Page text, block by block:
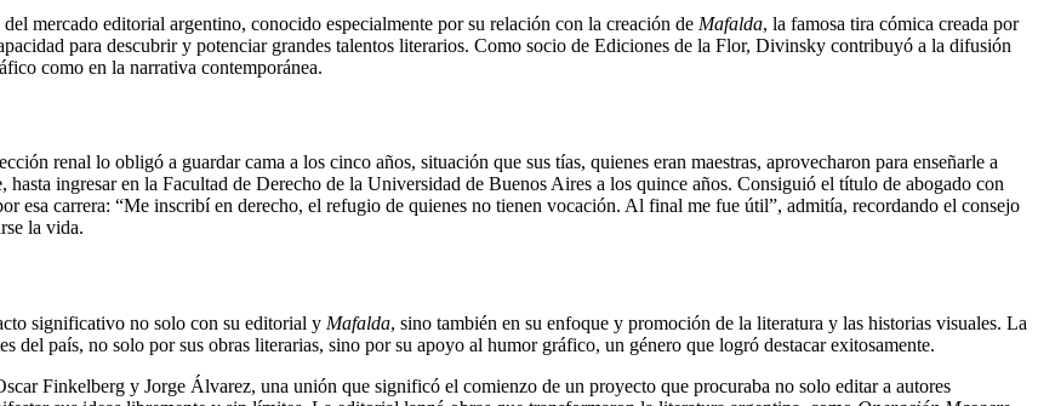
mercado editorial argentino, conocido especialmente por su relación con la creación de Mafalda, la famosa tira cómica creada por
para descubrir y potenciar grandes talentos literarios. Como socio de Ediciones de la Flor, Divinsky contribuyó a la difusión
como en la narrativa contemporánea.
renal lo obligó a guardar cama a los cinco años, situación que sus tías, quienes eran maestras, aprovecharon para enseñarle a
ingresar en la Facultad de Derecho de la Universidad de Buenos Aires a los quince años. Consiguió el título de abogado con
esa carrera: “Me inscribí en derecho, el refugio de quienes no tienen vocación. Al final me fue útil”, admitía, recordando el consejo
la vida.
significativo no solo con su editorial y Mafalda, sino también en su enfoque y promoción de la literatura y las historias visuales. La
del país, no solo por sus obras literarias, sino por su apoyo al humor gráfico, un género que logró destacar exitosamente.
Finkelberg y Jorge Álvarez, una unión que significó el comienzo de un proyecto que procuraba no solo editar a autores